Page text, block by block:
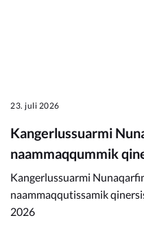
23. juli 2026
Kangerlussuarmi
naammaqqummik
Kangerlussuarmi
naammaqqutissamik
2026